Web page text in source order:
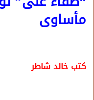
مأساوى
كتب خالد شاطر